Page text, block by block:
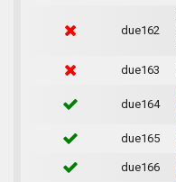
due162
due163
due164
due165
due166